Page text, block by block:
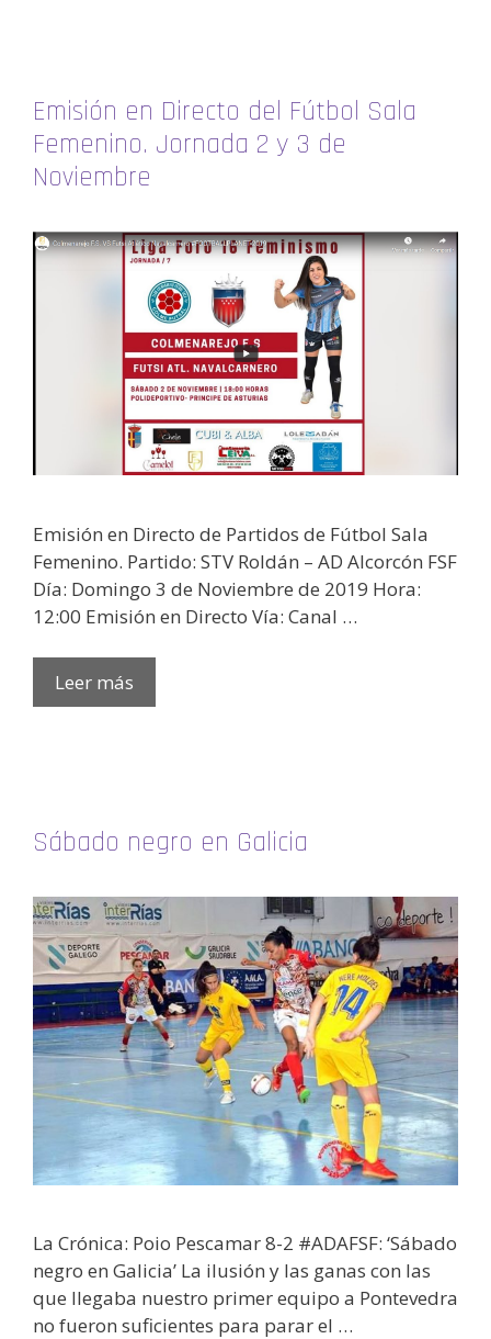
Emisión en Directo del Fútbol Sala
Femenino. Jornada 2 y 3 de
Noviembre
Emisión en Directo de Partidos de Fútbol Sala
Femenino. Partido: STV Roldán – AD Alcorcón FSF
Día: Domingo 3 de Noviembre de 2019 Hora:
12:00 Emisión en Directo Vía: Canal …
Leer más
Sábado negro en Galicia
La Crónica: Poio Pescamar 8-2 #ADAFSF: ‘Sábado
negro en Galicia’ La ilusión y las ganas con las
que llegaba nuestro primer equipo a Pontevedra
no fueron suficientes para parar el …